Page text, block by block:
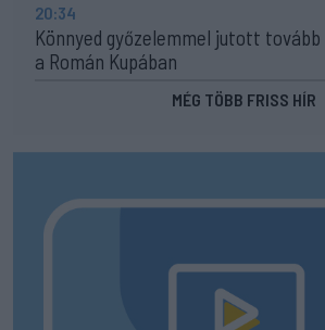
20:34
Könnyed győzelemmel jutott tovább
a Román Kupában
MÉG TÖBB FRISS HÍR